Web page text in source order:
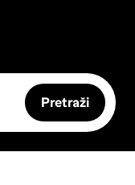
Pretraži